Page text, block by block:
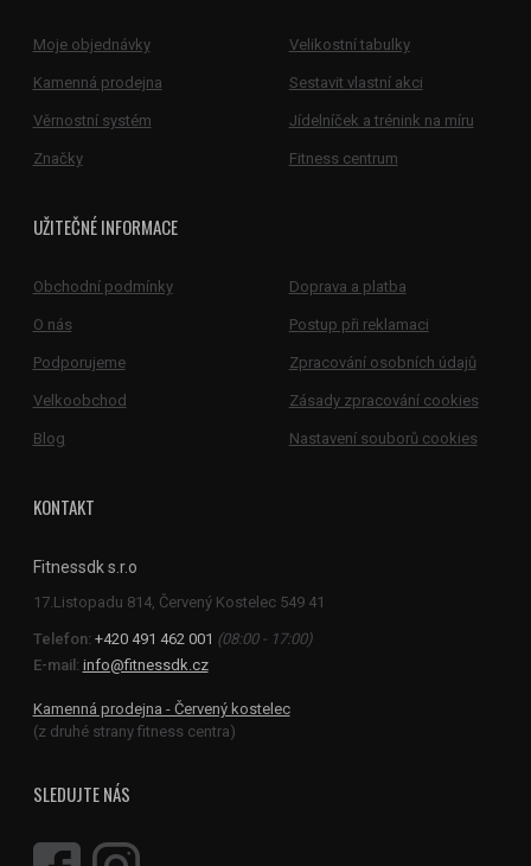
Moje objednávky Velikostní tabulky
Kamenná prodejna Sestavit vlastní akci
Věrnostní systém Jídelníček a trénink na míru
Značky Fitness centrum
UŽITEČNÉ INFORMACE
Obchodní podmínky Doprava a platba
O nás Postup při reklamaci
Podporujeme Zpracování osobních údajů
Velkoobchod Zásady zpracování cookies
Blog Nastavení souborů cookies
KONTAKT
Fitnessdk s.r.o
Telefon: +420 491 462 001 (08:00 - 17:00)
E-mail: info@fitnessdk.cz
Kamenná prodejna - Červený kostelec
(z druhé strany fitness centra)
SLEDUJTE NÁS